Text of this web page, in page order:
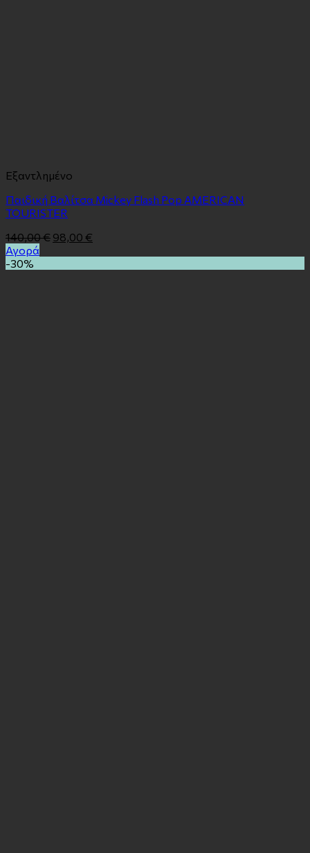
Εξαντλημένο
Παιδική Βαλίτσα Mickey Flash Pop AMERICAN
TOURISTER
140,00€ 98,00 €
Αγορά
-30%